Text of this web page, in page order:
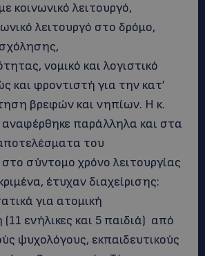
κοινωνικό λειτουργό,
λειτουργό στο δρόμο,
νομικό και λογιστικό
και φροντιστή για την κατ’
βρεφών και νηπίων. Η κ.
παράλληλα και στα
του
σύντομο χρόνο λειτουργίας
έτυχαν διαχείρισης:
για ατομική
ενήλικες και 5 παιδιά) από
ψυχολόγους, εκπαιδευτικούς